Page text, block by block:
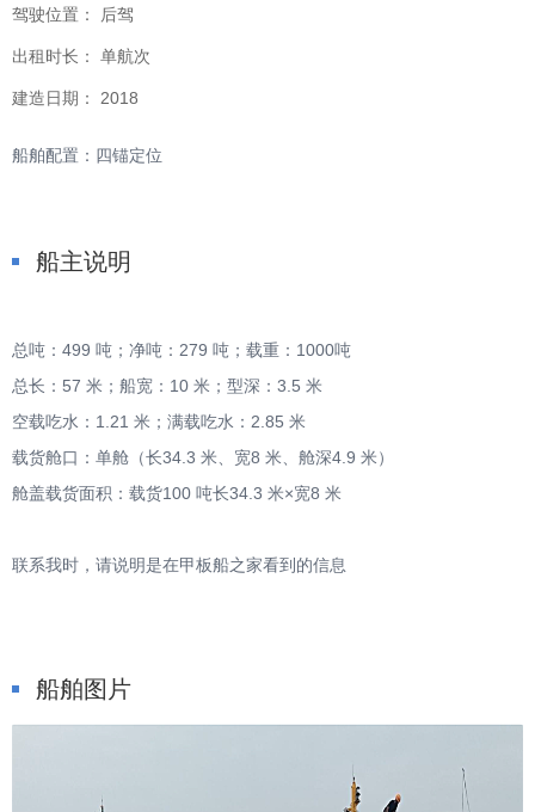
驾驶位置： 后驾
出租时长： 单航次
建造日期： 2018
船舶配置：四锚定位
船主说明
总吨：499 吨；净吨：279 吨；载重：1000吨
总长：57 米；船宽：10 米；型深：3.5 米
空载吃水：1.21 米；满载吃水：2.85 米
载货舱口：单舱（长34.3 米、宽8 米、舱深4.9 米）
舱盖载货面积：载货100 吨长34.3 米×宽8 米
联系我时，请说明是在甲板船之家看到的信息
船舶图片